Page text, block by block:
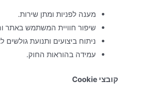
מענה לפניות ומתן שירות.
שיפור חוויית המשתמש
ניתוח ביצועים ותנועת גולשים
עמידה בהוראות החוק.
קובצי Cookie